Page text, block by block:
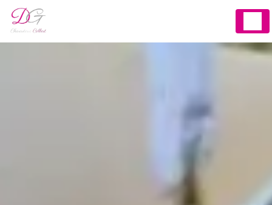
Panneau de gestion des cookies